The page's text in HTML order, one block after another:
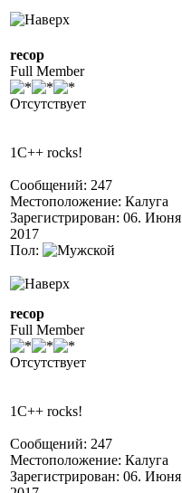
recop
Full Member
Отсутствует
1C++ rocks!
Сообщений: 247
Местоположение: Калуга
Зарегистрирован: 06. Июня
2017
Пол:
recop
Full Member
Отсутствует
1C++ rocks!
Сообщений: 247
Местоположение: Калуга
Зарегистрирован: 06. Июня